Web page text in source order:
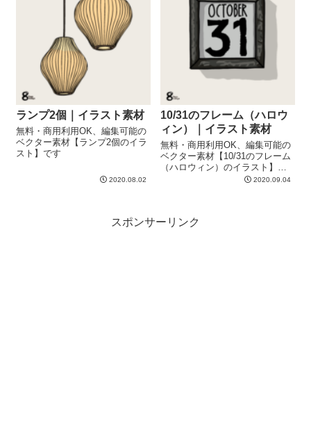
ランプ2個｜イラスト素材
無料・商用利用OK、編集可能の
ベクター素材【ランプ2個のイラ
スト】です
2020.08.02
10/31のフレーム（ハロウ
ィン）｜イラスト素材
無料・商用利用OK、編集可能の
ベクター素材【10/31のフレーム
（ハロウィン）のイラスト】で
2020.09.04
スポンサーリンク